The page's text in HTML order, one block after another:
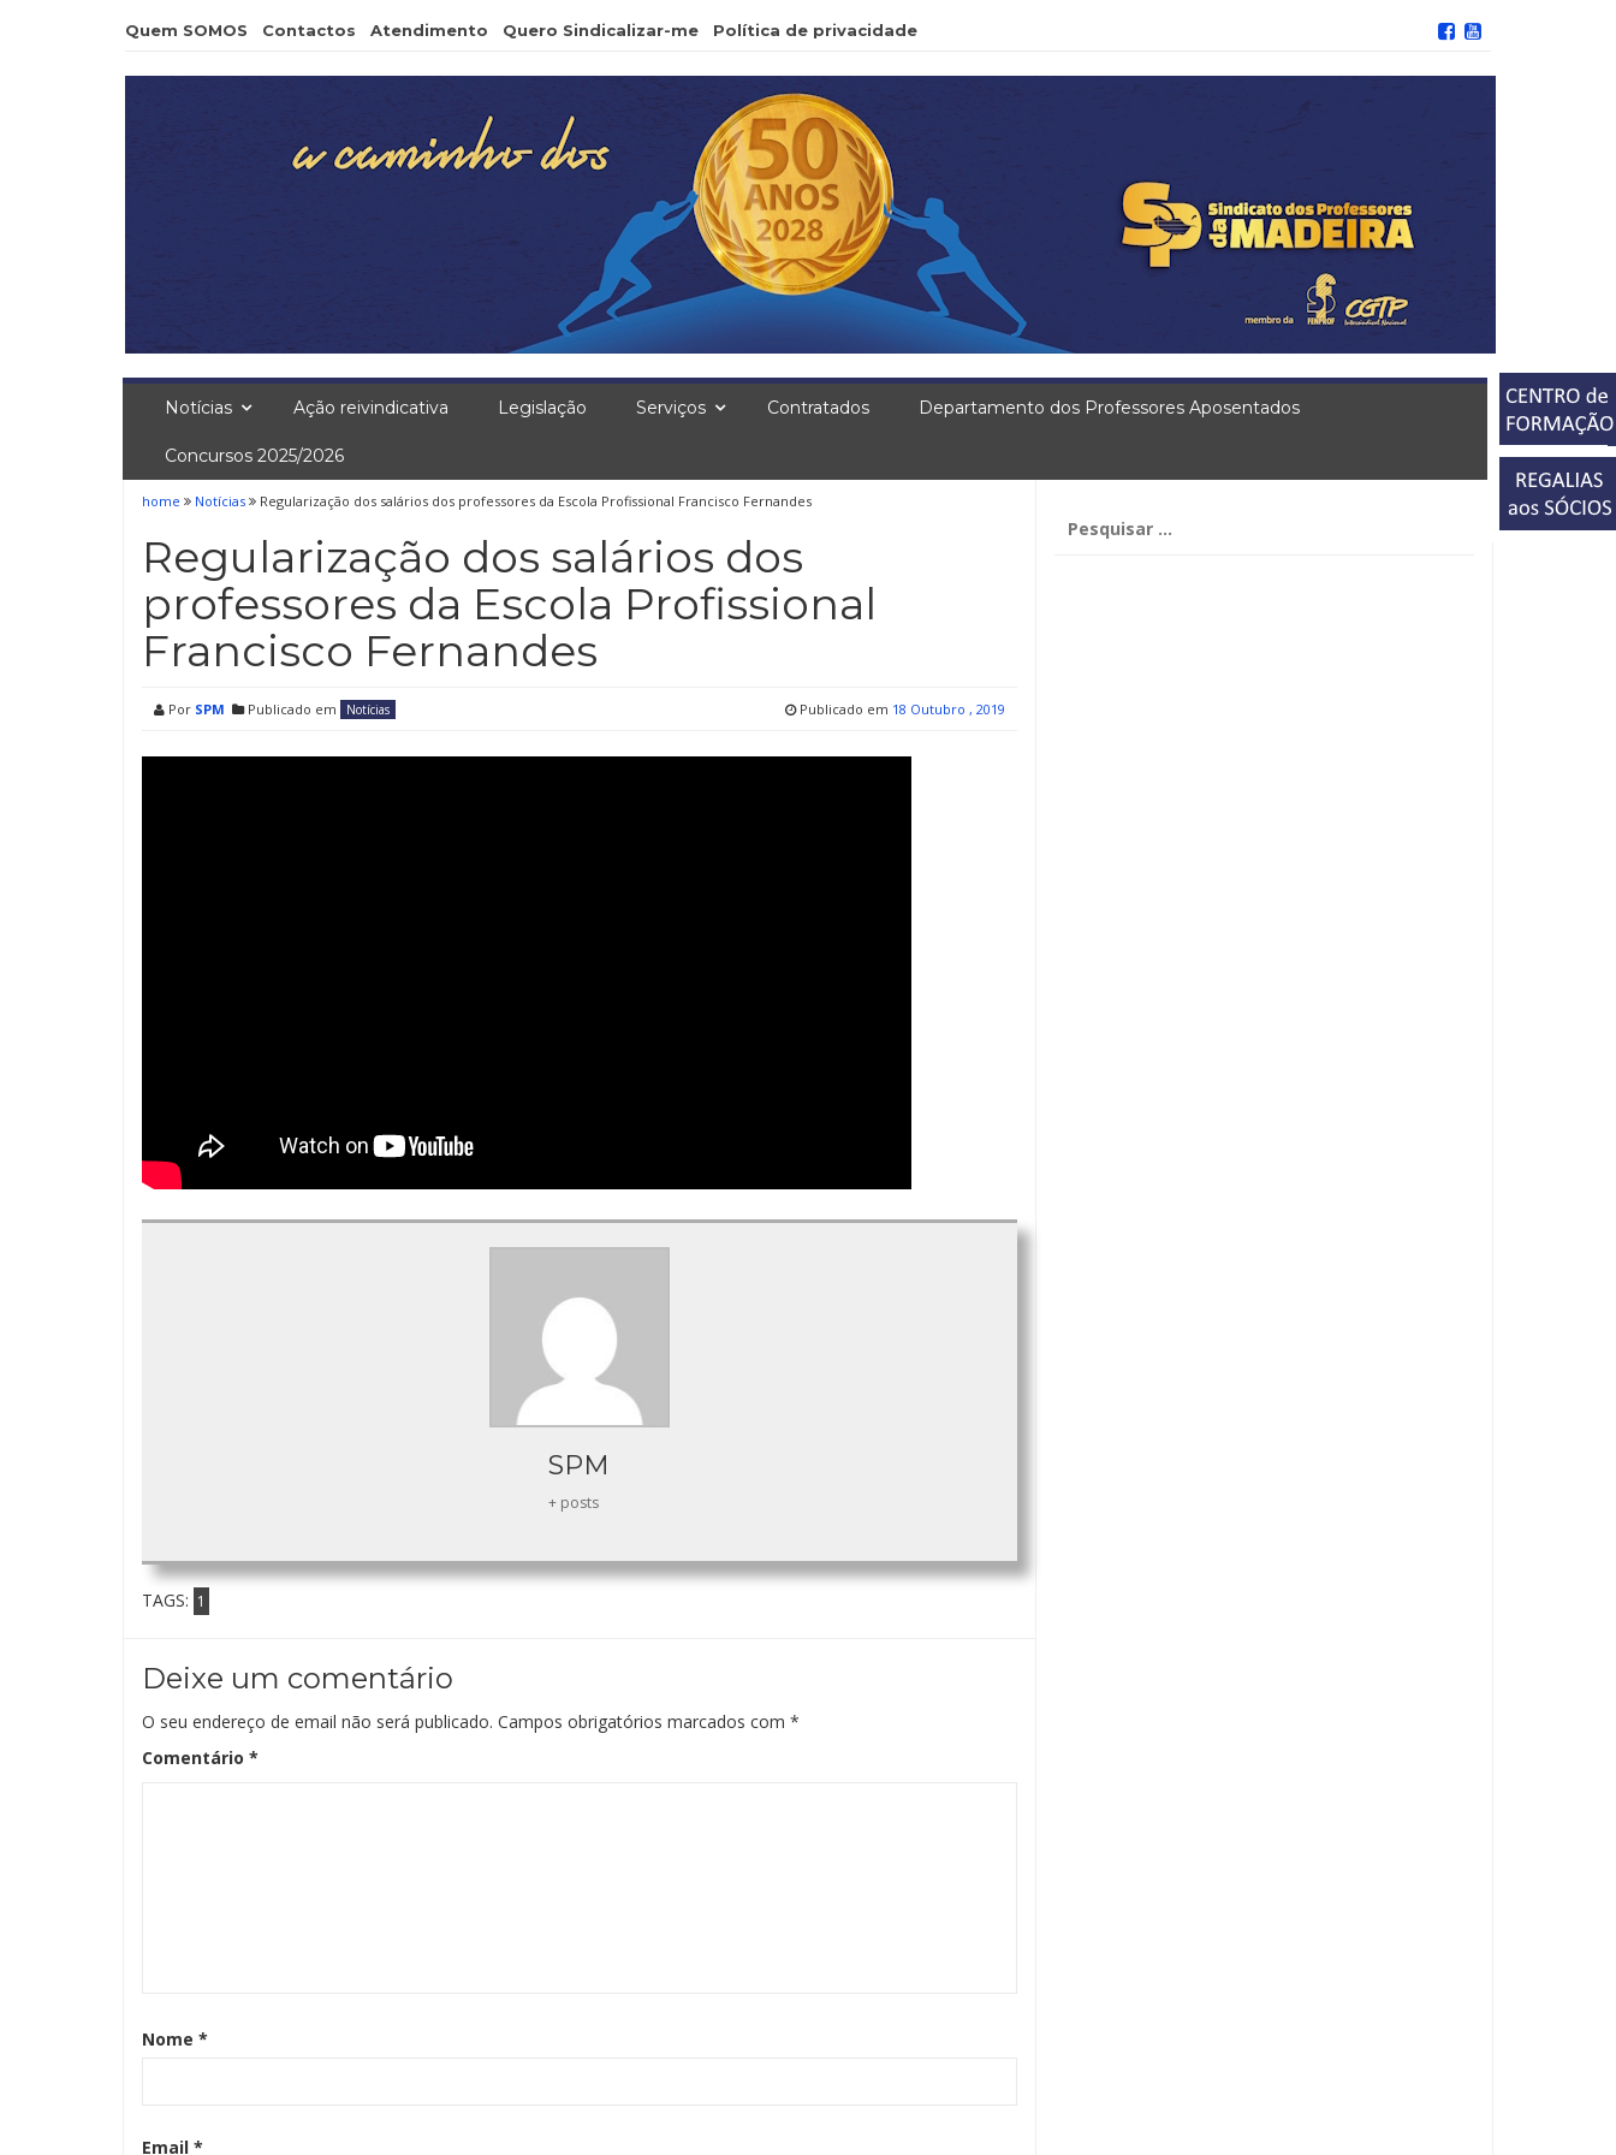
Quem SOMOS Contactos Atendimento Quero Sindicalizar-me Política de privacidade
Notícias Ação reivindicativa Legislação Serviços Contratados Departamento dos Professores Aposentados
Concursos 2025/2026
home Notícias Regularização dos salários dos professores da Escola Profissional Francisco Fernandes
Regularização dos salários dos
professores da Escola Profissional
Francisco Fernandes
Por SPM Publicado em Notícias Publicado em 18 Outubro , 2019
SPM
+ posts
TAGS: 1
Deixe um comentário
O seu endereço de email não será publicado. Campos obrigatórios marcados com *
Comentário *
Nome *
Email *
por: